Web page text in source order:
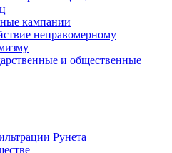
кампании
неправомерному
и общественные
Рунета